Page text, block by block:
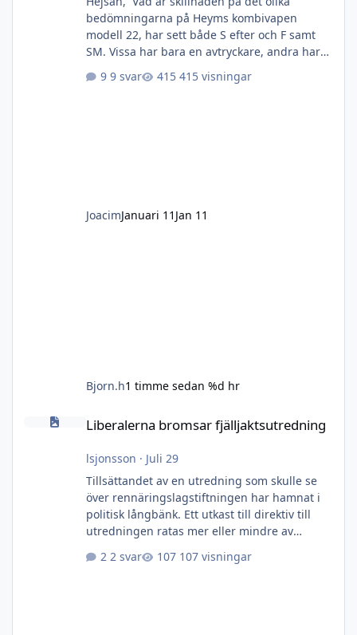
bedömningarna på Heyms kombivapen
modell 22, har sett både S efter och F samt
SM. Vissa har bara en avtryckare, andra har
dubbla men omställaren på sidan verkar vara
synonymt med modell 22. Vissa av de verkar
9 svar 415 visningar
JoacimJanuari 11 Jan 11
Bjorn.h1 timme sedan %d hr
Liberalerna bromsar fjälljaktsutredning
Liberalerna bromsar fjälljaktsutredning
lsjonsson · Juli 29
Tillsättandet av en utredning som skulle se
över rennäringslagstiftningen har hamnat i
politisk långbänk. Ett utkast till direktiv till
utredningen ratas mer eller mindre av
övriga regeringspartier. Tidöpartierna I dag
2 svar 107 visningar